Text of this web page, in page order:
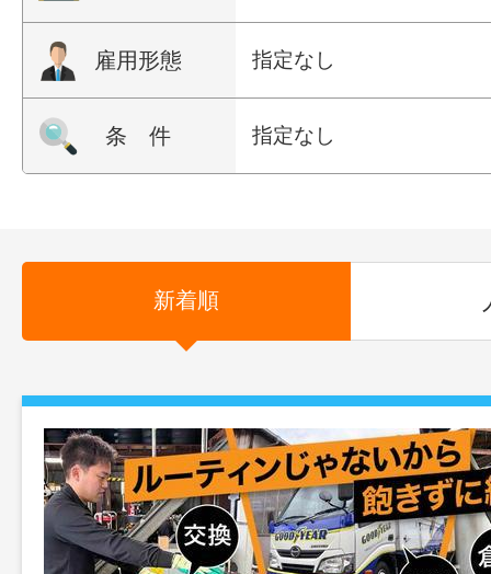
雇用形態 指定なし
条 件 指定なし
新着順